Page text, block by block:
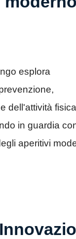
esplora
dell'attività
in guardia
aperitivi